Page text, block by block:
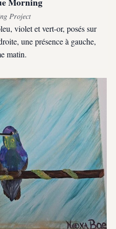
Project
violet et vert-or, posés sur
une présence à gauche,
matin.